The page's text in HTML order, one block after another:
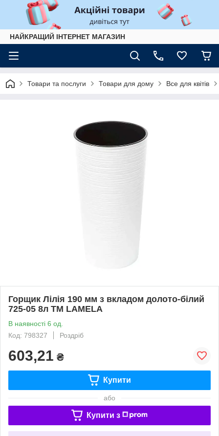
НАЙКРАЩИЙ ІНТЕРНЕТ МАГАЗИН
Товари та послуги Товари для дому Все для квітів
Горщик Лілія 190 мм з вкладом долото-білий
725-05 8л ТМ LAMELA
В наявності 6 од.
Код: 798327
Роздріб
603,21 ₴
Купити
або
Купити з